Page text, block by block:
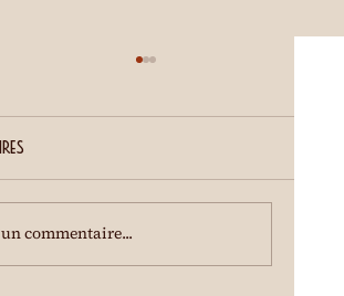
la Ferme du Château Mercier
gratuite Restauration dès 19h00
commentaire...